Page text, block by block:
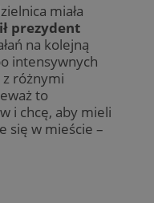
miała
prezydent
na kolejną
intensywnych
różnymi
to
i chcę, aby mieli
się w mieście –